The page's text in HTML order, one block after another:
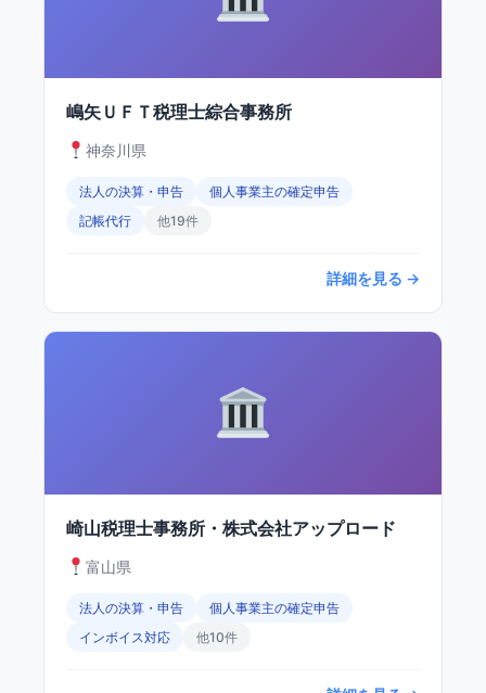
嶋矢ＵＦＴ税理士綜合事務所
神奈川県
法人の決算・申告
個人事業主の確定申告
記帳代行
他19件
詳細を見る →
崎山税理士事務所・株式会社アップロード
富山県
法人の決算・申告
個人事業主の確定申告
インボイス対応
他10件